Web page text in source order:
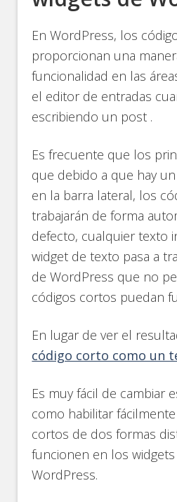
En WordPress, los
proporcionan una
funcionalidad en las
el editor de entradas
escribiendo un post .
Es frecuente que los
que debido a que hay
en la barra lateral, los
trabajarán de forma
defecto, cualquier texto
widget de texto pasa a
de WordPress que no
códigos cortos puedan
En lugar de ver el
código corto como un
Es muy fácil de cambiar
como habilitar
cortos de dos formas
funcionen en los
WordPress.